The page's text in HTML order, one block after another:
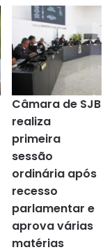
Câmara de SJB
realiza
primeira
sessão
ordinária após
recesso
parlamentar e
aprova várias
matérias